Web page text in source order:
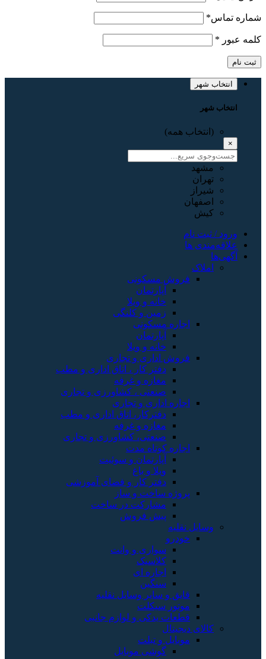
شماره تماس*
کلمه عبور *
ثبت نام
انتخاب شهر
انتخاب شهر
(انتخاب همه)
×
مشهد
تهران
شیراز
اصفهان
کیش
ورود / ثبت نام
علاقه‌مندی ها
آگهی‌ها
املاک
فروش مسکونی
آپارتمان
خانه و ویلا
زمین و کلنگی
اجاره مسکونی
آپارتمان
خانه و ویلا
فروش اداری و تجاری
دفتر کار ، اتاق اداری و مطب
مغازه و غرفه
صنعتی ، کشاورزی و تجاری
اجاره اداری و تجاری
دفترکار، اتاق اداری و مطب
مغازه و غرفه
صنعتی، کشاورزی و تجاری
اجاره کوتاه مدت
آپارتمان و سوئیت
ویلا و باغ
دفتر کار و فضای آموزشی
پروژه ساخت و ساز
مشارکت در ساخت
پیش فروش
وسایل نقلیه
خودرو
سواری و وانت
کلاسیک
اجاره ای
سنگین
قایق و سایر وسایل نقلیه
موتور سیکلت
قطعات یدکی و لوازم جانبی
کالای دیجیتال
موبایل و تبلت
گوشی موبایل